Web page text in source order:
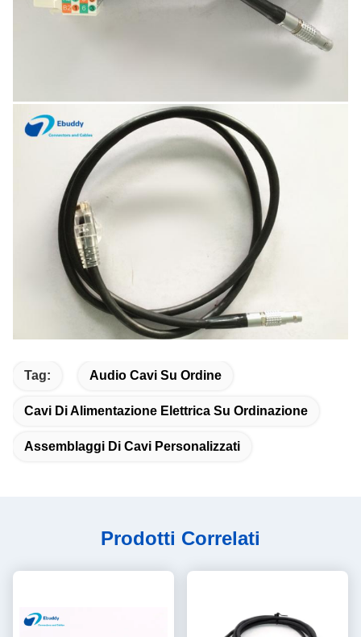
Tag: Audio Cavi Su Ordine
Cavi Di Alimentazione Elettrica Su Ordinazione
Assemblaggi Di Cavi Personalizzati
Prodotti Correlati